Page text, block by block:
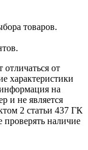
товаров.
отличаться от
характеристики
на
и не является
2 статьи 437 ГК
наличие